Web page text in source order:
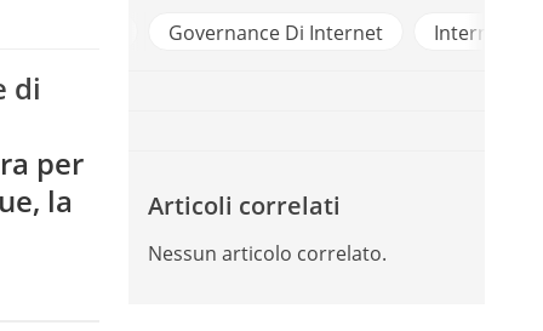
di
per
la
Governance Di Internet Internet Internet
Articoli correlati
Nessun articolo correlato.